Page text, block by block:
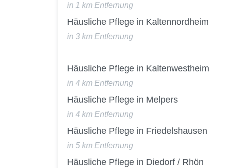
in 1 km Entfernung
Häusliche Pflege in Kaltennordheim
in 3 km Entfernung
Häusliche Pflege in Kaltenwestheim
in 4 km Entfernung
Häusliche Pflege in Melpers
in 4 km Entfernung
Häusliche Pflege in Friedelshausen
in 5 km Entfernung
Häusliche Pflege in Diedorf / Rhön